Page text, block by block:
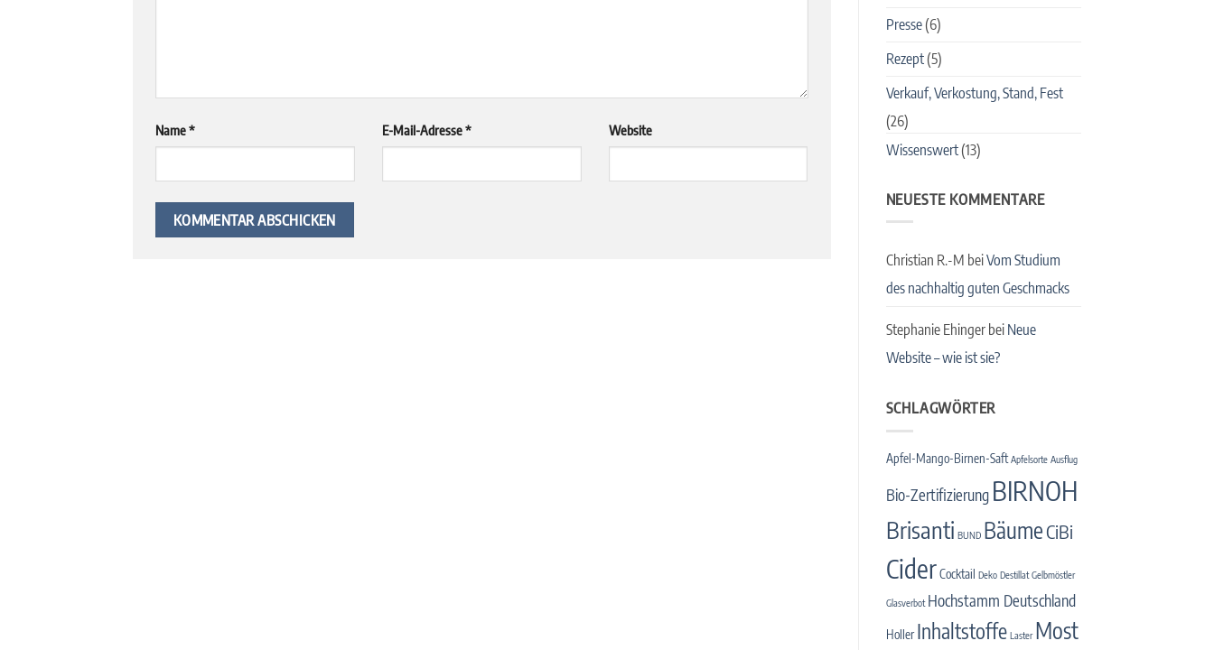
Name* E-Mail-Adresse* Website
Presse(6)
Rezept(5)
Verkauf, Verkostung, Stand, Fest
(26)
Wissenswert(13)
NEUESTE KOMMENTARE
Christian R.-M beiVom Studium
des nachhaltig guten Geschmacks
Stephanie Ehingerbei Neue
Website – wie ist sie?
SCHLAGWÖRTER
Apfel-Mango-Birnen-Saft Apfelsorte Ausflug
Bio-Zertifizierung BIRNOH
Brisanti BUND BäumeCiBi
Cider Cocktail Deko Destillat Gelbmöstler
Glasverbot Hochstamm Deutschland
Holler Inhaltstoffe Laster Most